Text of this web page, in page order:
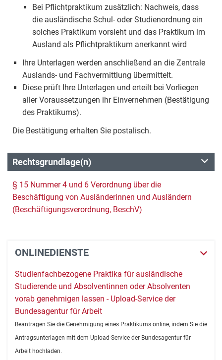
Bei Pflichtpraktikum zusätzlich: Nachweis, dass
die ausländische Schul- oder Studienordnung ein
solches Praktikum vorsieht und das Praktikum im
Ausland als Pflichtpraktikum anerkannt wird
Ihre Unterlagen werden anschließend an die Zentrale
Auslands- und Fachvermittlung übermittelt.
Diese prüft Ihre Unterlagen und erteilt bei Vorliegen
aller Voraussetzungen ihr Einvernehmen (Bestätigung
des Praktikums).
Die Bestätigung erhalten Sie postalisch.
Rechtsgrundlage(n)
§ 15 Nummer 4 und 6 Verordnung über die
Beschäftigung von Ausländerinnen und Ausländern
(Beschäftigungsverordnung, BeschV)
ONLINEDIENSTE
Studienfachbezogene Praktika für ausländische
Studierende und Absolventinnen oder Absolventen
vorab genehmigen lassen - Upload-Service der
Bundesagentur für Arbeit
Beantragen Sie die Genehmigung eines Praktikums online, indem Sie die
Antragsunterlagen mit dem Upload-Service der Bundesagentur für
Arbeit hochladen.